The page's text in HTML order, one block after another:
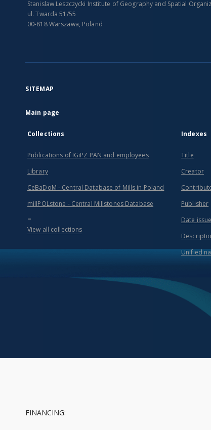
Stanislaw Leszczycki Institute of Geography and Spatial
ul. Twarda 51/55
00-818 Warszawa, Poland
SITEMAP
Main page
Collections
Publications of IGiPZ PAN and employees
Library
CeBaDoM - Central Database of Mills in Poland
millPOLstone - Central Millstones Database
...
View all collections
Indexes
Title
Creator
Publisher
Date
Unified
FINANCING: